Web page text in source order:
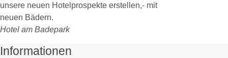
unsere neuen Hotelprospekte erstellen,- mit
neuen Bädern.
Hotel am Badepark
Informationen